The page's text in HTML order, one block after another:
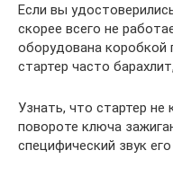
Если вы
скорее всего не
оборудована
стартер часто
Узнать, что стартер не
повороте ключа
специфический звук